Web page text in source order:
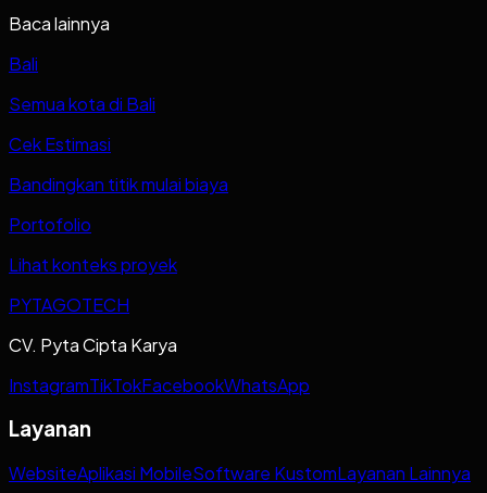
Baca lainnya
Bali
Semua kota di Bali
Cek Estimasi
Bandingkan titik mulai biaya
Portofolio
Lihat konteks proyek
PYTAGOTECH
CV. Pyta Cipta Karya
InstagramTikTokFacebookWhatsApp
Layanan
WebsiteAplikasi MobileSoftware KustomLayanan Lainnya